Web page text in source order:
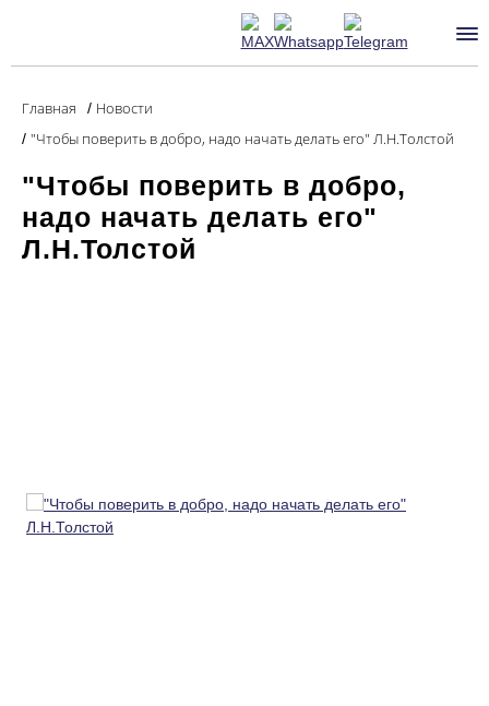
Главная / Новости
/ "Чтобы поверить в добро, надо начать делать его" Л.Н.Толстой
"Чтобы поверить в добро,
надо начать делать его"
Л.Н.Толстой